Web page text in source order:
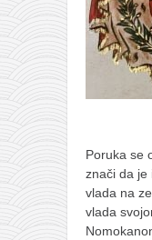
Poruka se
znači da je
vlada na
vlada